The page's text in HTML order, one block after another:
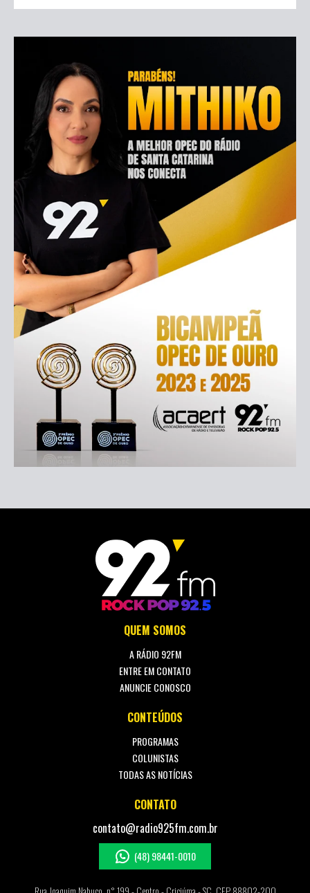
QUEM SOMOS
A RÁDIO 92FM
ENTRE EM CONTATO
CONTEÚDOS
PROGRAMAS
COLUNISTAS
CONTATO
contato@radio925fm.com.br
(48) 98441-0010